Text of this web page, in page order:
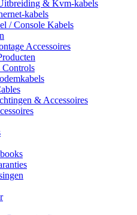
& Kvm-kabels
kabels
/ Console Kabels
Accessoires
Controls
& Accessoires